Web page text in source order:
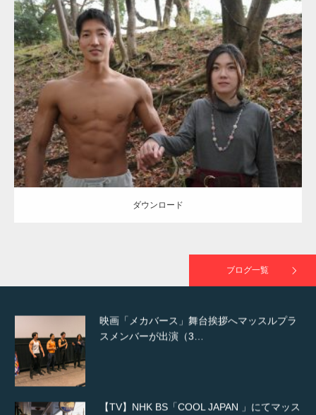
Update:2021.07.8
Category:公園のマッチョ その他 AKIHITO(細マッチョ) 大胸筋 腹筋
ダウンロード
ダウンロード
ブログ一覧
TOKYO FMラジオ番組「ONE MORNING」
で紹介さ…
NHK「所さん！事件ですよ」に取材されまし
た（6/8放送）
映画「メカバース」舞台挨拶へマッスルプラ
スメンバーが出演（3…
【TV】NHK BS「COOL JAPAN 」にてマッス